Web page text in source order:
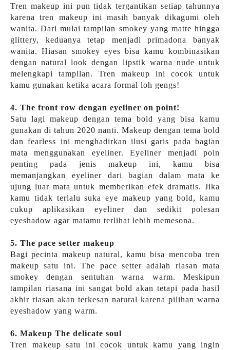
Tren makeup ini pun tidak tergantikan setiap tahunnya
karena tren makeup ini masih banyak dikagumi oleh
wanita. Dari mulai tampilan smokey yang matte hingga
glittery, keduanya tetap menjadi primadona banyak
wanita. Hiasan smokey eyes bisa kamu kombinasikan
dengan natural look dengan lipstik warna nude untuk
melengkapi tampilan. Tren makeup ini cocok untuk
kamu gunakan ketika acara formal loh gengs!
4. The front row dengan eyeliner on point!
Satu lagi makeup dengan tema bold yang bisa kamu
gunakan di tahun 2020 nanti. Makeup dengan tema bold
dan fearless ini menghadirkan ilusi garis pada bagian
mata menggunakan eyeliner. Eyeliner menjadi poin
penting pada jenis makeup ini, kamu bisa
memanjangkan eyeliner dari bagian dalam mata ke
ujung luar mata untuk memberikan efek dramatis. Jika
kamu tidak terlalu suka eye makeup yang bold, kamu
cukup aplikasikan eyeliner dan sedikit polesan
eyeshadow agar matamu terlihat lebih memesona.
5. The pace setter makeup
Bagi pecinta makeup natural, kamu bisa mencoba tren
makeup satu ini. The pace setter adalah riasan mata
smokey dengan sentuhan warna warm. Meskipun
tampilan riasana ini sangat bold akan tetapi pada hasil
akhir riasan akan terkesan natural karena pilihan warna
eyeshadow yang warm.
6. Makeup The delicate soul
Tren makeup satu ini cocok untuk kamu yang ingin